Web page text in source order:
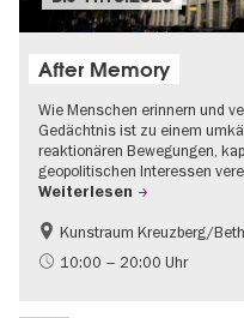
After Memory
Wie Menschen erinnern und
Gedächtnis ist zu einem
reaktionären Bewegungen,
geopolitischen Interessen
Weiterlesen
Gratis
International
Kunstraum Kreuzberg/
10:00 – 20:00 Uhr